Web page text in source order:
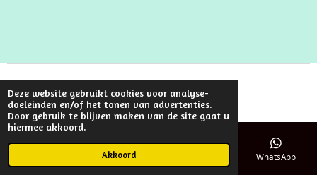
Deze website gebruikt cookies voor analyse-
doeleinden en/of het tonen van advertenties.
Door gebruik te blijven maken van de site gaat u
hiermee akkoord.
Akkoord
Powered byJouwWeb
Telefoonnummer WhatsApp